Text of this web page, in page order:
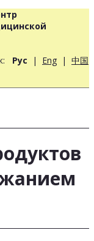
Рус | Eng | 中国